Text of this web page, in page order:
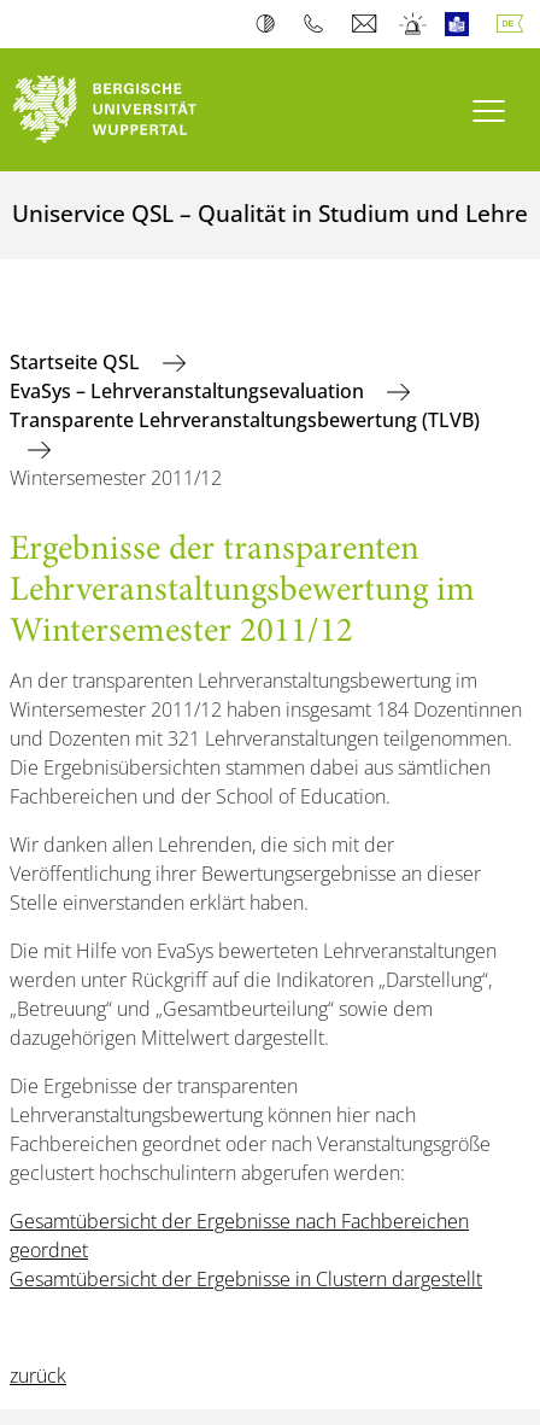
Uniservice QSL – Qualität in Studium und Lehre
Startseite QSL
EvaSys – Lehrveranstaltungsevaluation
Transparente Lehrveranstaltungsbewertung (TLVB)
Wintersemester 2011/12
Ergebnisse der transparenten
Lehrveranstaltungsbewertung im
Wintersemester 2011/12
An der transparenten Lehrveranstaltungsbewertung im
Wintersemester 2011/12 haben insgesamt 184 Dozentinnen
und Dozenten mit 321 Lehrveranstaltungen teilgenommen.
Die Ergebnisübersichten stammen dabei aus sämtlichen
Fachbereichen und der School of Education.
Wir danken allen Lehrenden, die sich mit der
Veröffentlichung ihrer Bewertungsergebnisse an dieser
Stelle einverstanden erklärt haben.
Die mit Hilfe von EvaSys bewerteten Lehrveranstaltungen
werden unter Rückgriff auf die Indikatoren „Darstellung“,
„Betreuung“ und „Gesamtbeurteilung“ sowie dem
dazugehörigen Mittelwert dargestellt.
Die Ergebnisse der transparenten
Lehrveranstaltungsbewertung können hier nach
Fachbereichen geordnet oder nach Veranstaltungsgröße
geclustert hochschulintern abgerufen werden:
Gesamtübersicht der Ergebnisse nach Fachbereichen
geordnet
Gesamtübersicht der Ergebnisse in Clustern dargestellt
zurück